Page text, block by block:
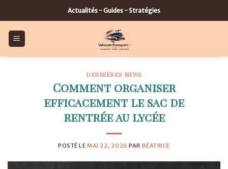
to
content
Actualités - Guides - Stratégies
DERNIÈRES NEWS
Comment organiser
efficacement le sac de
rentrée au lycée
POSTÉ LE MAI 22, 2026 PAR BÉATRICE